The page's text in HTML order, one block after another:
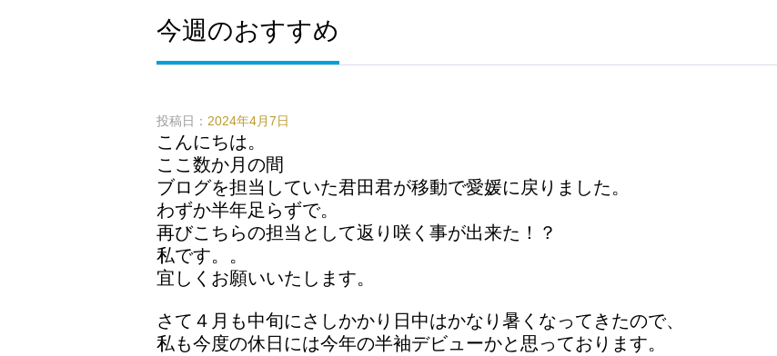
今週のおすすめ
投稿日： 2024年4月7日
こんにちは。
ここ数か月の間
ブログを担当していた君田君が移動で愛媛に戻りました。
わずか半年足らずで。
再びこちらの担当として返り咲く事が出来た！？
私です。。
宜しくお願いいたします。
さて４月も中旬にさしかかり日中はかなり暑くなってきたので、
私も今度の休日には今年の半袖デビューかと思っております。